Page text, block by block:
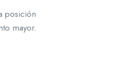
posición
mayor.